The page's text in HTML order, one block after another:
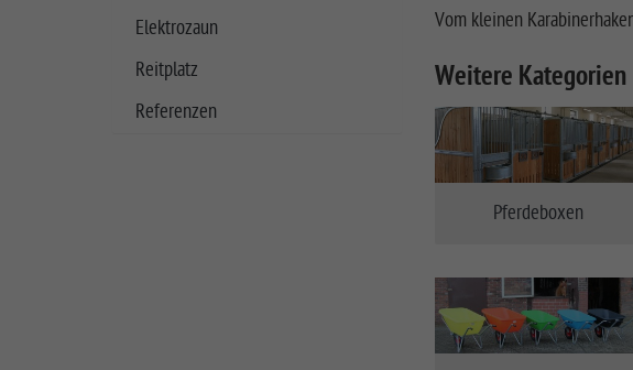
Vom kleinen
Weitere Kategorien
Pferdeboxen
Elektrozaun
Reitplatz
Referenzen